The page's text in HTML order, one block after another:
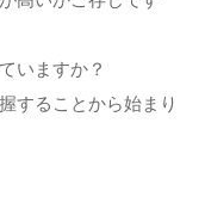
いますか？
することから始まり